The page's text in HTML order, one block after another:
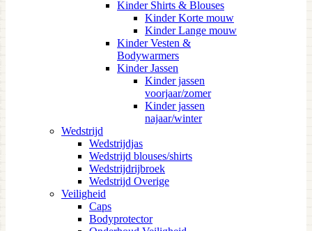
Kinder Shirts & Blouses
Kinder Korte mouw
Kinder Lange mouw
Kinder Vesten &
Bodywarmers
Kinder Jassen
Kinder jassen
voorjaar/zomer
Kinder jassen
najaar/winter
Wedstrijd
Wedstrijdjas
Wedstrijd blouses/shirts
Wedstrijdrijbroek
Wedstrijd Overige
Veiligheid
Caps
Bodyprotector